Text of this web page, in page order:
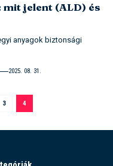
jelent (ALD) és
anyagok biztonsági
2025. 08. 31.
3 4